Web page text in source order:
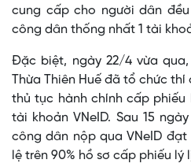
cung cấp cho người dân
công dân thống nhất 1 tài
Đặc biệt, ngày 22/4 vừa
Thừa Thiên Huế đã tổ chức
thủ tục hành chính cấp
tài khoản VNeID. Sau 15
công dân nộp qua VNeID
lệ trên 90% hồ sơ cấp phiếu